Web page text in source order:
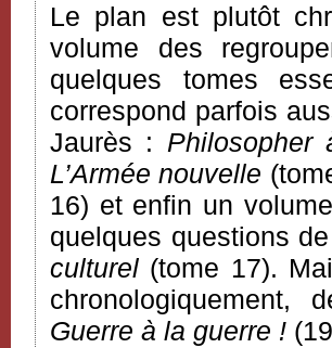
Le plan est plutôt
volume des
quelques tomes
correspond parfois
Jaurès : Philosopher
L’Armée nouvelle
16) et enfin un
quelques questions
culturel (tome 17).
chronologiquement,
Guerre à la guerre !